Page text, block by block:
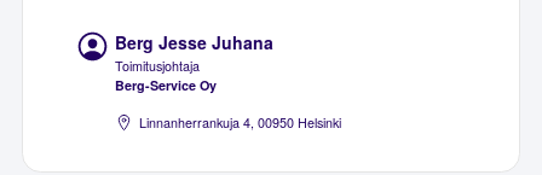
Berg Jesse Juhana
Toimitusjohtaja
Berg-Service Oy
Linnanherrankuja 4, 00950 Helsinki